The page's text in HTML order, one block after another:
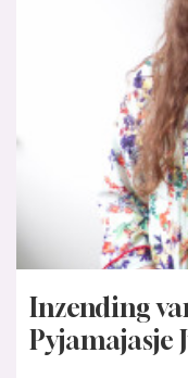
Inzending
Pyjamajasje